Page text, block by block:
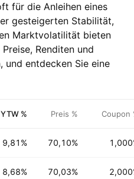
für die Anleihen eines
gesteigerten Stabilität,
Marktvolatilität bieten
Renditen und
und entdecken Sie eine
YTW % Preis % Coupon
9,81% 70,10%
8,68% 70,03%